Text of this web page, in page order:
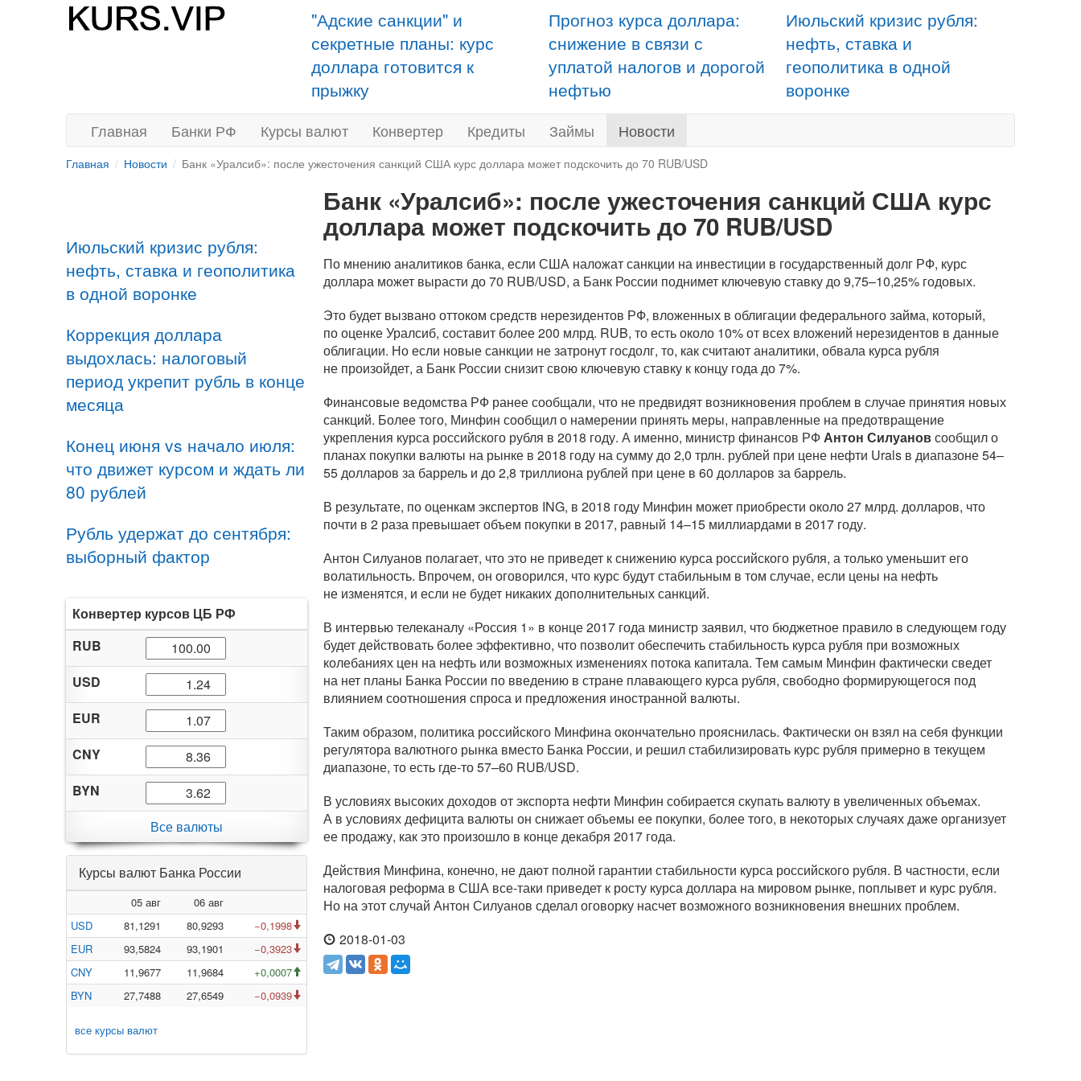
"Адские санкции" и
секретные планы: курс
доллара готовится к
прыжку
Прогноз курса доллара:
снижение в связи с
уплатой налогов и дорогой
нефтью
Июльский кризис рубля:
нефть, ставка и
геополитика в одной
воронке
Главная Банки РФ Курсы валют Конвертер Кредиты Займы Новости
Главная Новости Банк «Уралсиб»: после ужесточения санкций США курс доллара может подскочить до 70 RUB/USD
Июльский кризис рубля:
нефть, ставка и геополитика
в одной воронке
Коррекция доллара
выдохлась: налоговый
период укрепит рубль в конце
месяца
Конец июня vs начало июля:
что движет курсом и ждать ли
80 рублей
Рубль удержат до сентября:
выборный фактор
Конвертер курсов ЦБ РФ
RUB
USD
EUR
CNY
BYN
Все валюты
Курсы валют Банка России
05 авг
06 авг
USD
81,1291 80,9293
−0,1998
EUR
93,5824 93,1901
−0,3923
CNY
11,9677 11,9684
+0,0007
BYN
27,7488 27,6549 −0,0939
все курсы валют
Банк «Уралсиб»: после ужесточения санкций США курс
доллара может подскочить до 70 RUB/USD
По мнению аналитиков банка, если США наложат санкции на инвестиции в государственный долг РФ, курс
доллара может вырасти до 70 RUB/USD, а Банк России поднимет ключевую ставку до 9,75–10,25% годовых.
Это будет вызвано оттоком средств нерезидентов РФ, вложенных в облигации федерального займа, который,
по оценке Уралсиб, составит более 200 млрд. RUB, то есть около 10% от всех вложений нерезидентов в данные
облигации. Но если новые санкции не затронут госдолг, то, как считают аналитики, обвала курса рубля
не произойдет, а Банк России снизит свою ключевую ставку к концу года до 7%.
Финансовые ведомства РФ ранее сообщали, что не предвидят возникновения проблем в случае принятия новых
санкций. Более того, Минфин сообщил о намерении принять меры, направленные на предотвращение
укрепления курса российского рубля в 2018 году. А именно, министр финансов РФАнтон Силуановсообщил о
планах покупки валюты на рынке в 2018 году на сумму до 2,0 трлн. рублей при цене нефти Urals в диапазоне 54–
55 долларов за баррель и до 2,8 триллиона рублей при цене в 60 долларов за баррель.
В результате, по оценкам экспертов ING, в 2018 году Минфин может приобрести около 27 млрд. долларов, что
почти в 2 раза превышает объем покупки в 2017, равный 14–15 миллиардами в 2017 году.
Антон Силуанов полагает, что это не приведет к снижению курса российского рубля, а только уменьшит его
волатильность. Впрочем, он оговорился, что курс будут стабильным в том случае, если цены на нефть
не изменятся, и если не будет никаких дополнительных санкций.
В интервью телеканалу «Россия 1» в конце 2017 года министр заявил, что бюджетное правило в следующем году
будет действовать более эффективно, что позволит обеспечить стабильность курса рубля при возможных
колебаниях цен на нефть или возможных изменениях потока капитала. Тем самым Минфин фактически сведет
на нет планы Банка России по введению в стране плавающего курса рубля, свободно формирующегося под
влиянием соотношения спроса и предложения иностранной валюты.
Таким образом, политика российского Минфина окончательно прояснилась. Фактически он взял на себя функции
регулятора валютного рынка вместо Банка России, и решил стабилизировать курс рубля примерно в текущем
диапазоне, то есть где-то57–60 RUB/USD.
В условиях высоких доходов от экспорта нефти Минфин собирается скупать валюту в увеличенных объемах.
А в условиях дефицита валюты он снижает объемы ее покупки, более того, в некоторых случаях даже организует
ее продажу, как это произошло в конце декабря 2017 года.
Действия Минфина, конечно, не дают полной гарантии стабильности курса российского рубля. В частности, если
налоговая реформа в США все-таки приведет к росту курса доллара на мировом рынке, поплывет и курс рубля.
Но на этот случай Антон Силуанов сделал оговорку насчет возможного возникновения внешних проблем.
2018-01-03